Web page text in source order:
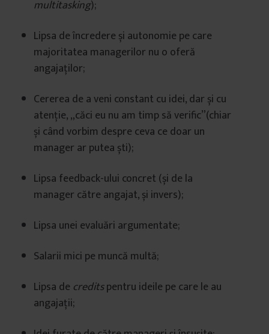
multitasking);
Lipsa de încredere și autonomie pe care
majoritatea managerilor nu o oferă
angajaților;
Cererea de a veni constant cu idei, dar și cu
atenție, „căci eu nu am timp să verific”(chiar
și când vorbim despre ceva ce doar un
manager ar putea ști);
Lipsa feedback-ului concret (și de la
manager către angajat, și invers);
Lipsa unei evaluări argumentate;
Salarii mici pe muncă multă;
Lipsa de creditspentru ideile pe care le au
angajații;